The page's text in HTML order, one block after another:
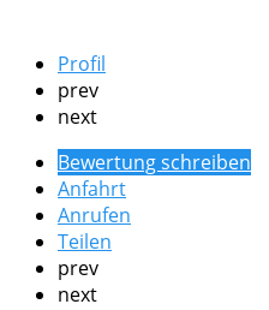
Profil
prev
next
Bewertung schreiben
Anfahrt
Anrufen
Teilen
prev
next